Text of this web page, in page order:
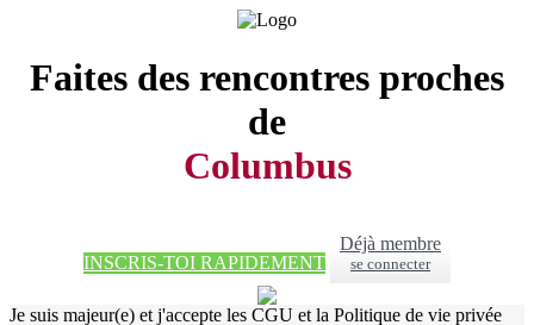
Faites des rencontres proches
de
Columbus
INSCRIS-TOI RAPIDEMENT
Déjà membre
se connecter
Je suis majeur(e) et j'accepte les CGU et la Politique de vie privée